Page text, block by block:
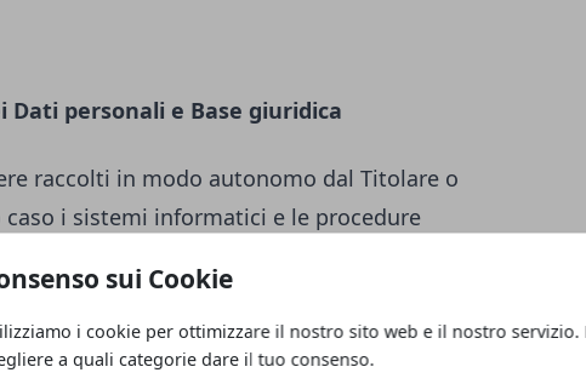
sui Cookie
i cookie per ottimizzare il nostro sito web e il nostro servizio.
a quali categorie dare il tuo consenso.
personali e Base giuridica
raccolti in modo autonomo dal Titolare o
i sistemi informatici e le procedure
del presente Sito web acquisiscono
di carattere tecnico-informatico (ad es.
utilizzato, il sistema operativo, il nome di
dai quali è stato effettuato l’accesso o